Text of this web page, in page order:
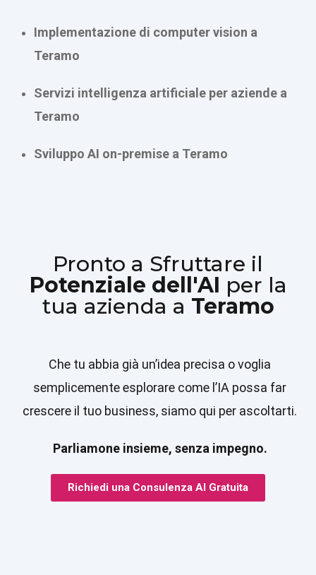
Implementazione di computer vision a
Teramo
Servizi intelligenza artificiale per aziende a
Teramo
Sviluppo AI on-premise a Teramo
Pronto a Sfruttare il
Potenziale dell'AI per la
tua azienda a Teramo
Che tu abbia già un’idea precisa o voglia
semplicemente esplorare come l’IA possa far
crescere il tuo business, siamo qui per ascoltarti.
Parliamone insieme, senza impegno.
Richiedi una Consulenza AI Gratuita